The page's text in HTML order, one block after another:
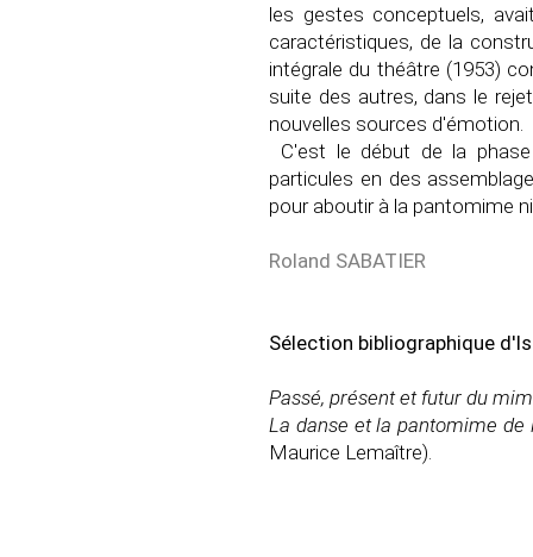
les gestes conceptuels,
caractéristiques, de la
intégrale du théâtre (1953)
suite des autres, dans le
nouvelles sources d'émotion.
C'est le début de la
particules en des
pour aboutir à la pantomime
Roland SABATIER
Sélection bibliographique
Passé, présent et futur du
La danse et la pantomime de
Maurice Lemaître).